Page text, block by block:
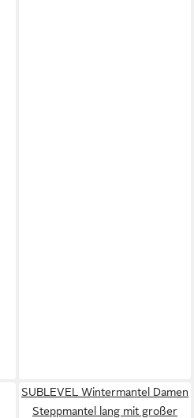
SUBLEVEL Wintermantel Damen
Steppmantel lang mit großer